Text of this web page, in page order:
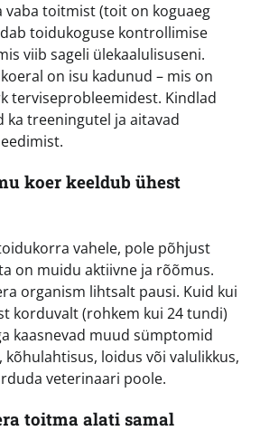
vaba toitmist (toit on koguaeg
toidukoguse kontrollimise
viib sageli ülekaalulisuseni.
on isu kadunud – mis on
terviseprobleemidest. Kindlad
treeningutel ja aitavad
koer keeldub ühest
vahele, pole põhjust
on muidu aktiivne ja rõõmus.
organism lihtsalt pausi. Kuid kui
korduvalt (rohkem kui 24 tundi)
kaasnevad muud sümptomid
kõhulahtisus, loidus või valulikkus,
veterinaari poole.
toitma alati samal